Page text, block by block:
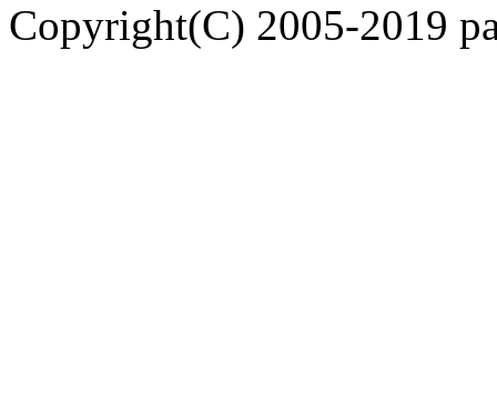
Copyright(C) 2005-2019